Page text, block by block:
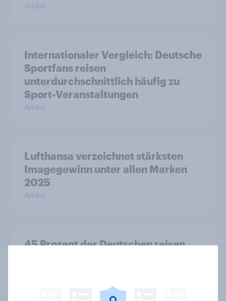
Artikel
Internationaler Vergleich: Deutsche
Sportfans reisen
unterdurchschnittlich häufig zu
Sport-Veranstaltungen
Artikel
Lufthansa verzeichnet stärksten
Imagegewinn unter allen Marken
2025
Artikel
45 Prozent der Deutschen reisen
Rückgang zum Vorjahr